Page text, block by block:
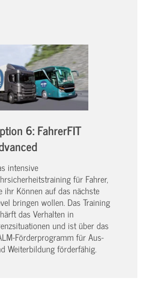
6: FahrerFIT
intensive
für Fahrer,
ihr Können auf das nächste
bringen wollen. Das Training
das Verhalten in
und ist über das
Förderprogramm für Aus-
Weiterbildung förderfähig.